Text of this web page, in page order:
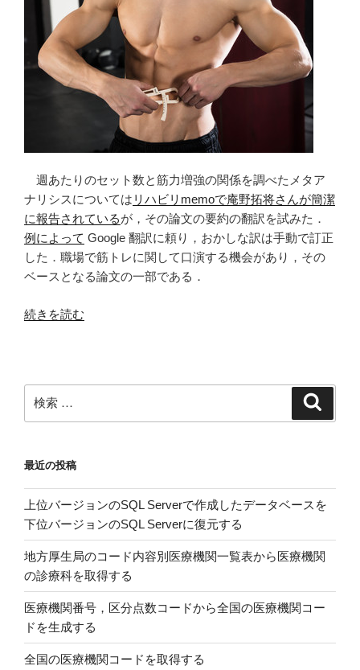
ト
レ
に
け
る
筋
力
と
肥
応，
シ
マ
テ
ィ
ッ
ク
レ
ビ
ュ
ー
と
メ
週あたりのセット数と筋力増強の関係を調べたメタア
ナリシスについては リハビリmemoで庵野拓将さんが簡潔
に報告されているが，その論文の要約の翻訳を試みた．
例によって Google 翻訳に頼り，おかしな訳は手動で訂正
した．職場で筋トレに関して口演する機会があり，その
ベースとなる論文の一部である．
“週
の
セ
数
と
筋
力
増
強
の
関
係
を
調
続きを読む
索:
最近の投稿
上位バージョンのSQL Serverで作成したデータベースを
下位バージョンのSQL Serverに復元する
地方厚生局のコード内容別医療機関一覧表から医療機関
の診療科を取得する
医療機関番号，区分点数コードから全国の医療機関コー
ドを生成する
全国の医療機関コードを取得する